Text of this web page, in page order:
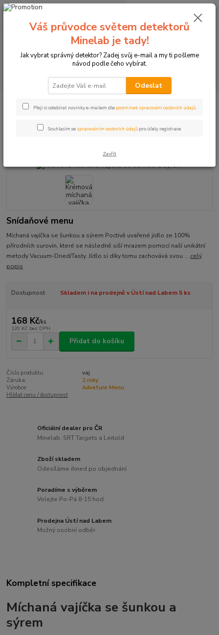
+420774877333
0 Kč
Krémová míchaná vajíčka se
Snídaňové menu
Míchaná vajíčka se šunkou a sýrem Poctivě uvařené jídlo ze 100%
přírodních surovin, které se následně siší mrazem pomocí naší unikátní
metody Vacuum-Dried/Tasty. Jídlo si díky tomu zachovává svou ... celý
popis
Dostupnost Skladem i na prodejně v Ústí nad Labem 5 ks
168 Kč/ks
139 Kč bez DPH
Přidat do košíku
Číslo produktu:
vaj
Záruka:
2 roky
Výrobce:
Adveture Menu
Hlídat cenu / dostupnost
Oficiální dealer pro ČR
Minelab, SRT Targets a Leitold
Zboží skladem
Odesíláme ihned po objednání
Poradíme s výběrem
Volejte Po-Pá 8-15 hod.
Prodejna Ústí nad Labem
Možný osobní odběr
Kompletní specifikace
Míchaná vajíčka se šunkou a
sýrem
Váš průvodce světem detektorů
Minelab je tady!
Jak vybrat správný detektor? Zadej svůj e-mail a my ti pošleme
návod podle čeho vybírat.
Odeslat
Přeji si odebírat novinky e-mailem dle podmínek zpracování osobních údajů.
Souhlasím se zpracováním osobních údajů pro účely registrace.
Zavřít